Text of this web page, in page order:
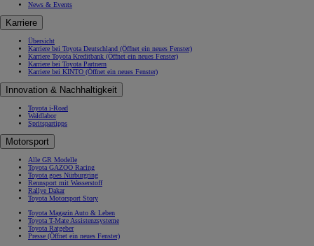
News & Events
Karriere
Übersicht
Karriere bei Toyota Deutschland (Öffnet ein neues Fenster)
Karriere Toyota Kreditbank (Öffnet ein neues Fenster)
Karriere bei Toyota Partnern
Karriere bei KINTO (Öffnet ein neues Fenster)
Innovation & Nachhaltigkeit
Toyota i-Road
Waldlabor
Spritspartipps
Motorsport
Alle GR Modelle
Toyota GAZOO Racing
Toyota goes Nürburgring
Rennsport mit Wasserstoff
Rallye Dakar
Toyota Motorsport Story
Toyota Magazin Auto & Leben
Toyota T-Mate Assistenzsysteme
Toyota Ratgeber
Presse (Öffnet ein neues Fenster)